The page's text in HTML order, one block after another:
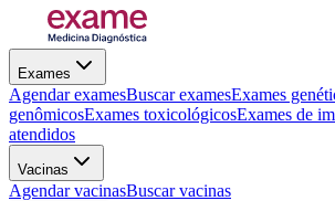
Exames
Agendar examesBuscar examesExames
genômicosExames toxicológicosExames de
atendidos
Vacinas
Agendar vacinasBuscar vacinas